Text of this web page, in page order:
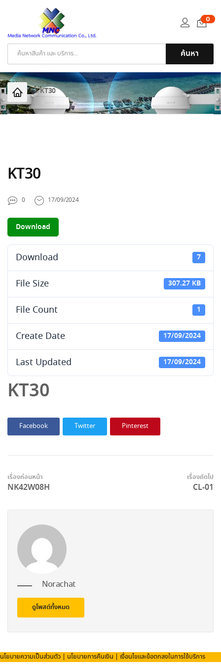
search
ค้นหา
0
KT30
KT30
0 17/09/2024
Download
Download 7
File Size 307.27 KB
File Count 1
Create Date 17/09/2024
Last Updated 17/09/2024
KT30
Facebook Twitter Pinterest
เรื่องก่อนหน้า
NK42W08H
เรื่องถัดไป
CL-01
Norachat
ดูโพสต์ทั้งหมด
นโยบายความเป็นส่วนตัว | นโยบายการคืนเงิน | เงื่อนไขและข้อตกลงในการใช้บริการ